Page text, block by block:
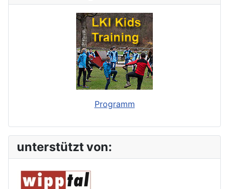
Programm
unterstützt von: